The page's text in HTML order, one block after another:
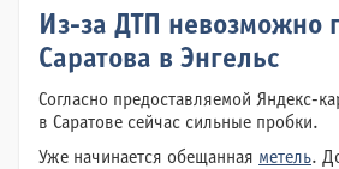
Из-за ДТП невозможно
Саратова в Энгельс
Согласно предоставляемой Яндекс-
в Саратове сейчас сильные пробки.
Уже начинается обещанная метель.